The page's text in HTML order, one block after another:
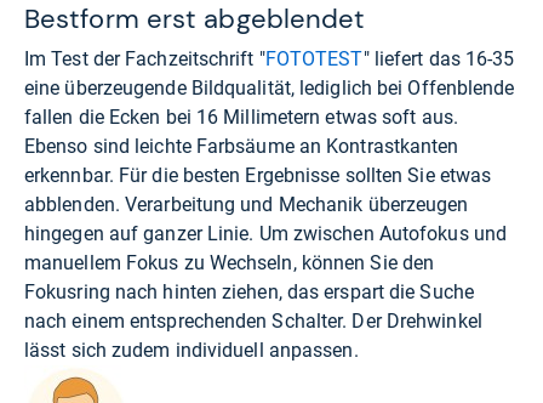
Bestform erst abgeblendet
Im Test der Fachzeitschrift "FOTOTEST" liefert das 16-35
eine überzeugende Bildqualität, lediglich bei Offenblende
fallen die Ecken bei 16 Millimetern etwas soft aus.
Ebenso sind leichte Farbsäume an Kontrastkanten
erkennbar. Für die besten Ergebnisse sollten Sie etwas
abblenden. Verarbeitung und Mechanik überzeugen
hingegen auf ganzer Linie. Um zwischen Autofokus und
manuellem Fokus zu Wechseln, können Sie den
Fokusring nach hinten ziehen, das erspart die Suche
nach einem entsprechenden Schalter. Der Drehwinkel
lässt sich zudem individuell anpassen.